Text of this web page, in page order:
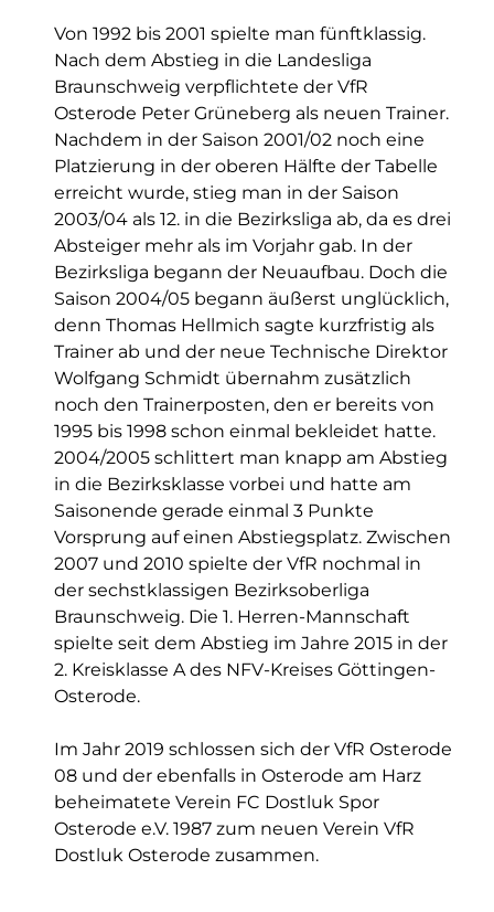
Von 1992 bis 2001 spielte man fünftklassig.
Nach dem Abstieg in die Landesliga
Braunschweig verpflichtete der VfR
Osterode Peter Grüneberg als neuen Trainer.
Nachdem in der Saison 2001/02 noch eine
Platzierung in der oberen Hälfte der Tabelle
erreicht wurde, stieg man in der Saison
2003/04 als 12. in die Bezirksliga ab, da es drei
Absteiger mehr als im Vorjahr gab. In der
Bezirksliga begann der Neuaufbau. Doch die
Saison 2004/05 begann äußerst unglücklich,
denn Thomas Hellmich sagte kurzfristig als
Trainer ab und der neue Technische Direktor
Wolfgang Schmidt übernahm zusätzlich
noch den Trainerposten, den er bereits von
1995 bis 1998 schon einmal bekleidet hatte.
2004/2005 schlittert man knapp am Abstieg
in die Bezirksklasse vorbei und hatte am
Saisonende gerade einmal 3 Punkte
Vorsprung auf einen Abstiegsplatz. Zwischen
2007 und 2010 spielte der VfR nochmal in
der sechstklassigen Bezirksoberliga
Braunschweig. Die 1. Herren-Mannschaft
spielte seit dem Abstieg im Jahre 2015 in der
2. Kreisklasse A des NFV-Kreises Göttingen-
Osterode.
Im Jahr 2019 schlossen sich der VfR Osterode
08 und der ebenfalls in Osterode am Harz
beheimatete Verein FC Dostluk Spor
Osterode e.V. 1987 zum neuen Verein VfR
Dostluk Osterode zusammen.